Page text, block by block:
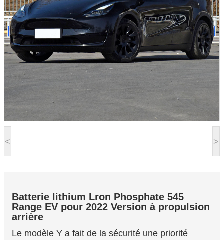
< >
Batterie lithium Lron Phosphate 545
Range EV pour 2022 Version à propulsion
arrière
Le modèle Y a fait de la sécurité une priorité